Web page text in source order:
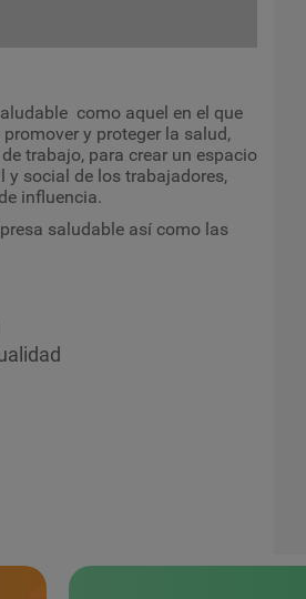
como aquel en el que
y proteger la salud,
trabajo, para crear un espacio
y social de los trabajadores,
influencia.
saludable así como las